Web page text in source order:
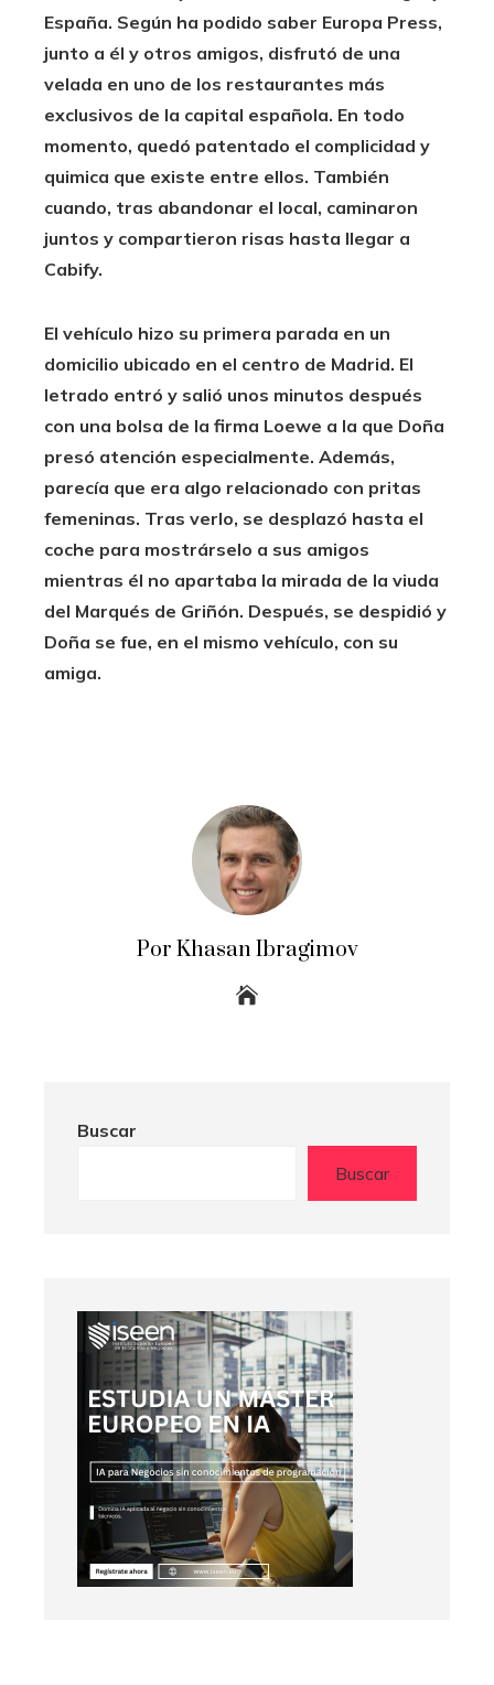
España. Según ha podido saber Europa Press,
junto a él y otros amigos, disfrutó de una
velada en uno de los restaurantes más
exclusivos de la capital española. En todo
momento, quedó patentado el complicidad y
quimica que existe entre ellos. También
cuando, tras abandonar el local, caminaron
juntos y compartieron risas hasta llegar a
Cabify.
El vehículo hizo su primera parada en un
domicilio ubicado en el centro de Madrid. El
letrado entró y salió unos minutos después
con una bolsa de la firma Loewe a la que Doña
presó atención especialmente. Además,
parecía que era algo relacionado con pritas
femeninas. Tras verlo, se desplazó hasta el
coche para mostrárselo a sus amigos
mientras él no apartaba la mirada de la viuda
del Marqués de Griñón. Después, se despidió y
Doña se fue, en el mismo vehículo, con su
amiga.
Por Khasan Ibragimov
Buscar
Buscar